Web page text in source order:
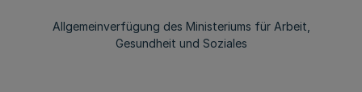
Allgemeinverfügung des Ministeriums für Arbeit,
Gesundheit und Soziales